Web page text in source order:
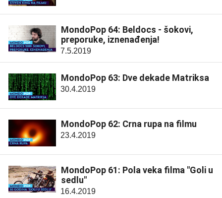
MondoPop 64: Beldocs - šokovi,
preporuke, iznenađenja!
7.5.2019
MondoPop 63: Dve dekade Matriksa
30.4.2019
MondoPop 62: Crna rupa na filmu
23.4.2019
MondoPop 61: Pola veka filma "Goli u
sedlu"
16.4.2019